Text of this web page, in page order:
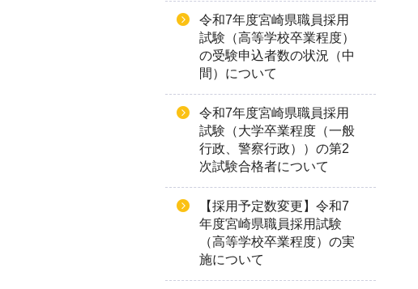
令和7年度宮崎県職員採用
試験（高等学校卒業程度）
の受験申込者数の状況（中
間）について
令和7年度宮崎県職員採用
試験（大学卒業程度（一般
行政、警察行政））の第2
次試験合格者について
【採用予定数変更】令和7
年度宮崎県職員採用試験
（高等学校卒業程度）の実
施について